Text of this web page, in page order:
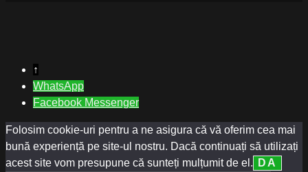
↑
WhatsApp
Facebook Messenger
Folosim cookie-uri pentru a ne asigura că vă oferim cea mai
bună experiență pe site-ul nostru. Dacă continuați să utilizați
acest site vom presupune că sunteți mulțumit de el.
DA